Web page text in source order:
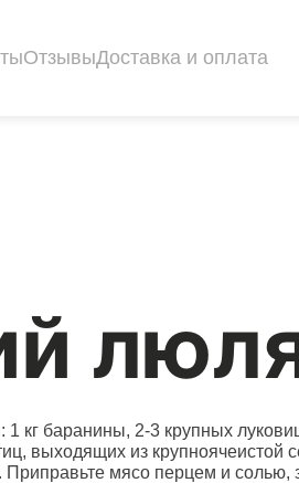
ОтзывыДоставка и оплата
кг баранины, 2-3 крупных
выходящих из крупноячеистой
мясо перцем и